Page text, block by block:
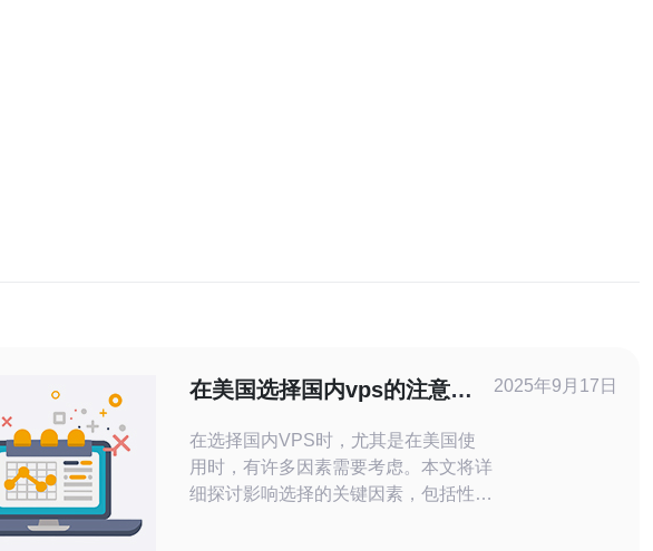
在美国选择国内vps的注意事
在选择国内VPS时，尤其是在美国使
用时，有许多因素需要考虑。本文将详
细探讨影响选择的关键因素，包括性
2025年9月17日